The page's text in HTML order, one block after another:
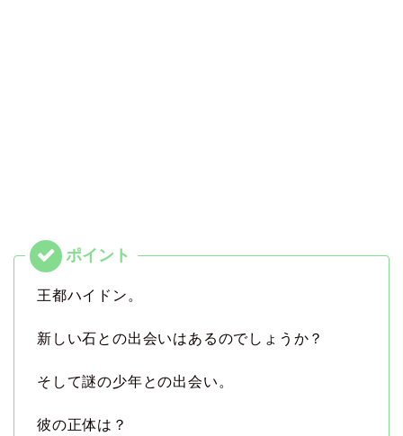
王都ハイドン。
新しい石との出会いはあるのでしょうか？
そして謎の少年との出会い。
彼の正体は？